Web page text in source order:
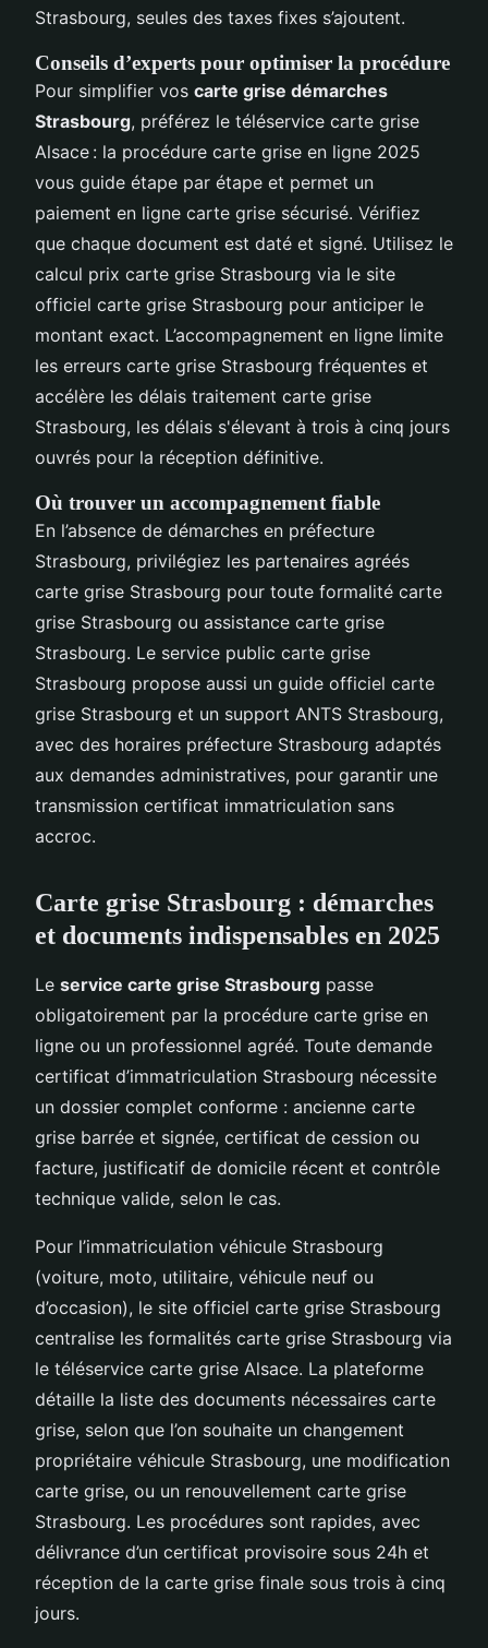
Strasbourg, seules des taxes fixes s’ajoutent.
Conseils d’experts pour optimiser la procédure
Pour simplifier vos carte grise démarches
Strasbourg, préférez le téléservice carte grise
Alsace : la procédure carte grise en ligne 2025
vous guide étape par étape et permet un
paiement en ligne carte grise sécurisé. Vérifiez
que chaque document est daté et signé. Utilisez le
calcul prix carte grise Strasbourg via le site
officiel carte grise Strasbourg pour anticiper le
montant exact. L’accompagnement en ligne limite
les erreurs carte grise Strasbourg fréquentes et
accélère les délais traitement carte grise
Strasbourg, les délais s'élevant à trois à cinq jours
ouvrés pour la réception définitive.
Où trouver un accompagnement fiable
En l’absence de démarches en préfecture
Strasbourg, privilégiez les partenaires agréés
carte grise Strasbourg pour toute formalité carte
grise Strasbourg ou assistance carte grise
Strasbourg. Le service public carte grise
Strasbourg propose aussi un guide officiel carte
grise Strasbourg et un support ANTS Strasbourg,
avec des horaires préfecture Strasbourg adaptés
aux demandes administratives, pour garantir une
transmission certificat immatriculation sans
accroc.
Carte grise Strasbourg : démarches
et documents indispensables en 2025
Le service carte grise Strasbourg passe
obligatoirement par la procédure carte grise en
ligne ou un professionnel agréé. Toute demande
certificat d’immatriculation Strasbourg nécessite
un dossier complet conforme : ancienne carte
grise barrée et signée, certificat de cession ou
facture, justificatif de domicile récent et contrôle
technique valide, selon le cas.
Pour l’immatriculation véhicule Strasbourg
(voiture, moto, utilitaire, véhicule neuf ou
d’occasion), le site officiel carte grise Strasbourg
centralise les formalités carte grise Strasbourg via
le téléservice carte grise Alsace. La plateforme
détaille la liste des documents nécessaires carte
grise, selon que l’on souhaite un changement
propriétaire véhicule Strasbourg, une modification
carte grise, ou un renouvellement carte grise
Strasbourg. Les procédures sont rapides, avec
délivrance d’un certificat provisoire sous 24h et
réception de la carte grise finale sous trois à cinq
jours.